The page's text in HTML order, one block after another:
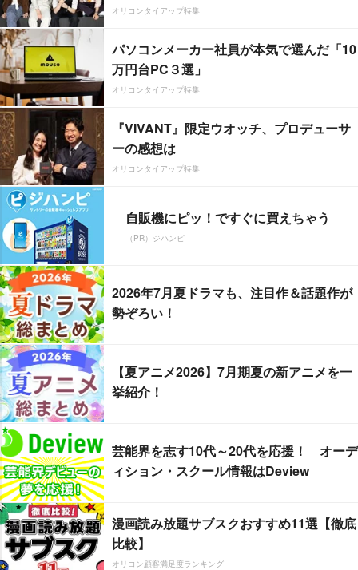
オリコンタイアップ特集
パソコンメーカー社員が本気で選んだ「10
万円台PC３選」
オリコンタイアップ特集
『VIVANT』限定ウオッチ、プロデューサ
ーの感想は
オリコンタイアップ特集
自販機にピッ！ですぐに買えちゃう
（PR）ジハンピ
2026年7月夏ドラマも、注目作＆話題作が
勢ぞろい！
【夏アニメ2026】7月期夏の新アニメを一
挙紹介！
芸能界を志す10代～20代を応援！ オーデ
ィション・スクール情報はDeview
漫画読み放題サブスクおすすめ11選【徹底
比較】
オリコン顧客満足度ランキング